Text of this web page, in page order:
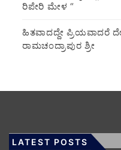
ರಿಪೇರಿ ಮೇಳ “
ಹಿತವಾದದ್ದೇ ಪ್ರಿಯವಾದರೆ
ರಾಮಚಂದ್ರಾಪುರ ಶ್ರೀ
LATEST POSTS